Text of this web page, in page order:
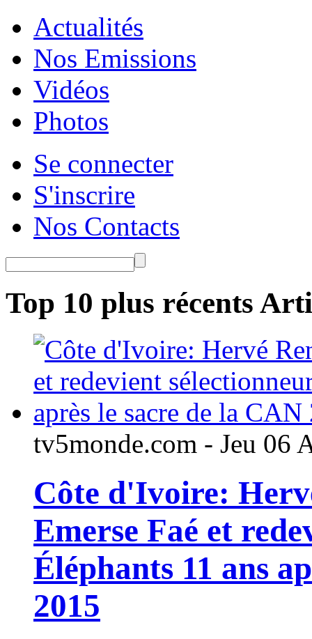
Actualités
Nos Emissions
Vidéos
Photos
Se connecter
S'inscrire
Nos Contacts
Top 10 plus récents
tv5monde.com - Jeu 06
Côte d'Ivoire:
Emerse Faé et
Éléphants 11 ans
2015